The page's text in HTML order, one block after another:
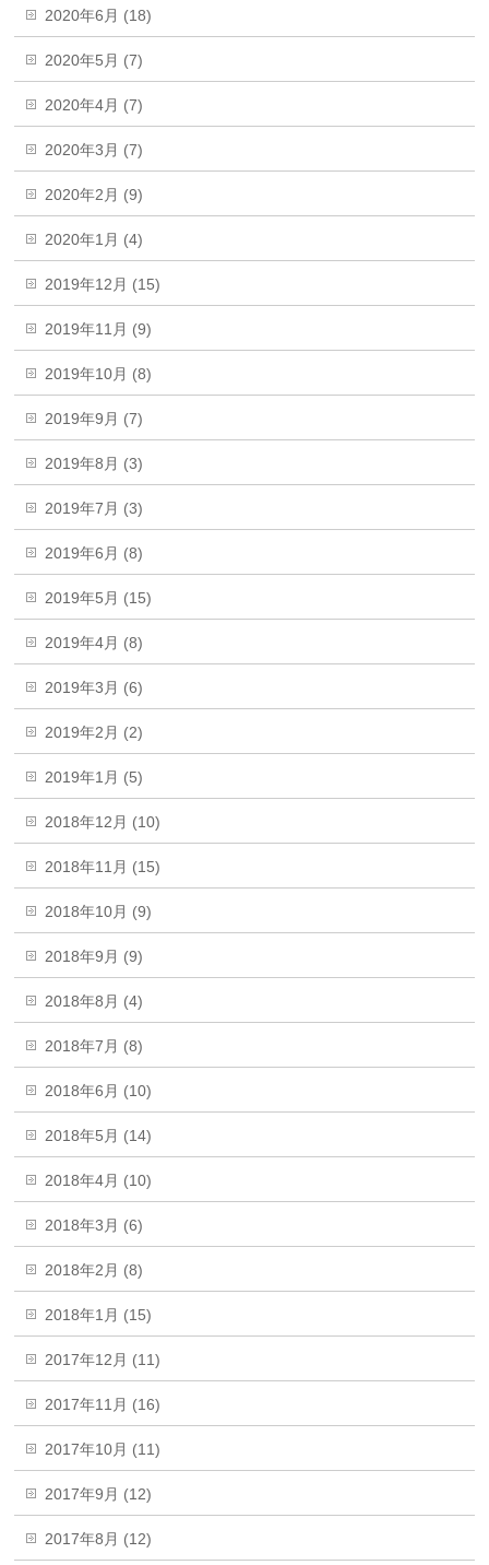
2020年6月 (18)
2020年5月 (7)
2020年4月 (7)
2020年3月 (7)
2020年2月 (9)
2020年1月 (4)
2019年12月 (15)
2019年11月 (9)
2019年10月 (8)
2019年9月 (7)
2019年8月 (3)
2019年7月 (3)
2019年6月 (8)
2019年5月 (15)
2019年4月 (8)
2019年3月 (6)
2019年2月 (2)
2019年1月 (5)
2018年12月 (10)
2018年11月 (15)
2018年10月 (9)
2018年9月 (9)
2018年8月 (4)
2018年7月 (8)
2018年6月 (10)
2018年5月 (14)
2018年4月 (10)
2018年3月 (6)
2018年2月 (8)
2018年1月 (15)
2017年12月 (11)
2017年11月 (16)
2017年10月 (11)
2017年9月 (12)
2017年8月 (12)